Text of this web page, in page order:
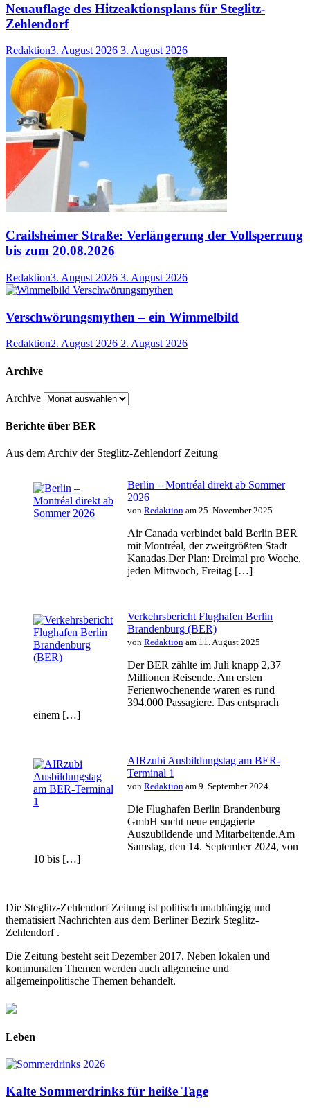
Neuauflage des Hitzeaktionsplans für Steglitz-
Zehlendorf
Redaktion3. August 2026 3. August 2026
Crailsheimer Straße: Verlängerung der Vollsperrung
bis zum 20.08.2026
Redaktion3. August 2026 3. August 2026
Verschwörungsmythen – ein Wimmelbild
Redaktion2. August 2026 2. August 2026
Archive
Archive
Berichte über BER
Aus dem Archiv der Steglitz-Zehlendorf Zeitung
Berlin – Montréal direkt ab Sommer
2026
von Redaktion am 25. November 2025
Air Canada verbindet bald Berlin BER
mit Montréal, der zweitgrößten Stadt
Kanadas.Der Plan: Dreimal pro Woche,
jeden Mittwoch, Freitag […]
Verkehrsbericht Flughafen Berlin
Brandenburg (BER)
von Redaktion am 11. August 2025
Der BER zählte im Juli knapp 2,37
Millionen Reisende. Am ersten
Ferienwochenende waren es rund
394.000 Passagiere. Das entsprach
einem […]
AIRzubi Ausbildungstag am BER-
Terminal 1
von Redaktion am 9. September 2024
Die Flughafen Berlin Brandenburg
GmbH sucht neue engagierte
Auszubildende und Mitarbeitende.Am
Samstag, den 14. September 2024, von
10 bis […]
Die Steglitz-Zehlendorf Zeitung ist politisch unabhängig und
thematisiert Nachrichten aus dem Berliner Bezirk Steglitz-
Zehlendorf .
Die Zeitung besteht seit Dezember 2017. Neben lokalen und
kommunalen Themen werden auch allgemeine und
allgemeinpolitische Themen behandelt.
Leben
Kalte Sommerdrinks für heiße Tage